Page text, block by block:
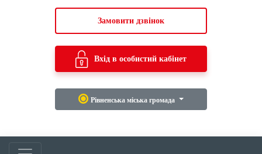
Замовити дзвінок
Вхід в особистий кабінет
Рівненська міська громада